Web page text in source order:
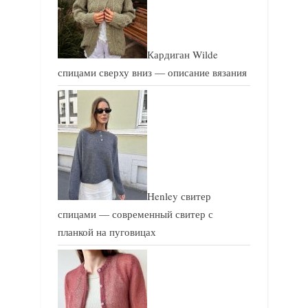
Кардиган Wilde
спицами сверху вниз — описание вязания
Henley свитер
спицами — современный свитер с
планкой на пуговицах